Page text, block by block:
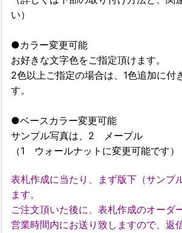
い）
●カラー変更可能
お好きな文字色をご指定頂けます。
2色以上ご指定の場合は、1色追加に付
す。
●ベースカラー変更可能
サンプル写真は、2 メープル
（1 ウォールナットに変更可能です）
表札作成に当たり、まず版下（サンプ
ます。
ご注文頂いた後に、表札作成のオーダ
営業時間内にお送り致しますので、返